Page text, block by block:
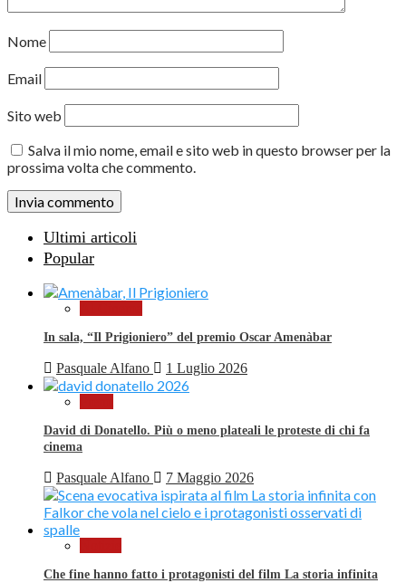
Nome
Email
Sito web
Salva il mio nome, email e sito web in questo browser per la
prossima volta che commento.
Ultimi articoli
Popular
In sala, “Il Prigioniero” del premio Oscar Amenàbar
Pasquale Alfano 1 Luglio 2026
David di Donatello. Più o meno plateali le proteste di chi fa
cinema
Pasquale Alfano 7 Maggio 2026
Che fine hanno fatto i protagonisti del film La storia infinita